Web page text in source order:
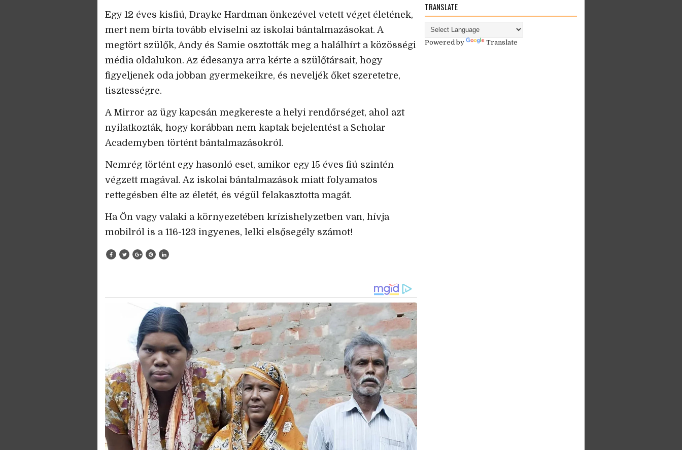
Egy 12 éves kisfiú, Drayke Hardman önkezével vetett véget életének,
mert nem bírta tovább elviselni az iskolai bántalmazásokat. A
megtört szülők, Andy és Samie osztották meg a halálhírt a közösségi
média oldalukon. Az édesanya arra kérte a szülőtársait, hogy
figyeljenek oda jobban gyermekeikre, és neveljék őket szeretetre,
tisztességre.
A Mirror az ügy kapcsán megkereste a helyi rendőrséget, ahol azt
nyilatkozták, hogy korábban nem kaptak bejelentést a Scholar
Academyben történt bántalmazásokról.
Nemrég történt egy hasonló eset, amikor egy 15 éves fiú szintén
végzett magával. Az iskolai bántalmazások miatt folyamatos
rettegésben élte az életét, és végül felakasztotta magát.
Ha Ön vagy valaki a környezetében krízishelyzetben van, hívja
mobilról is a 116-123 ingyenes, lelki elsősegély számot!
TRANSLATE
Powered by Translate